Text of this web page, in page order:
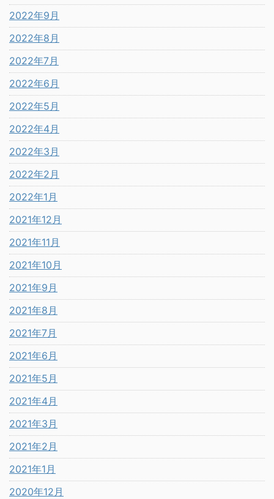
2022年9月
2022年8月
2022年7月
2022年6月
2022年5月
2022年4月
2022年3月
2022年2月
2022年1月
2021年12月
2021年11月
2021年10月
2021年9月
2021年8月
2021年7月
2021年6月
2021年5月
2021年4月
2021年3月
2021年2月
2021年1月
2020年12月